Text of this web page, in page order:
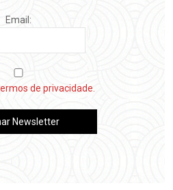
Email:
de privacidade.